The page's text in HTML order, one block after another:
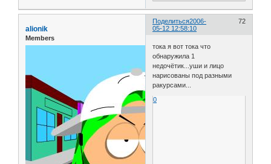
Поделиться 72
2006-
05-12 12:58:10
alionik
Members
тока я вот тока что
обнаружила 1
недочётик...уши и лицо
нарисованы под разными
ракурсами...
0